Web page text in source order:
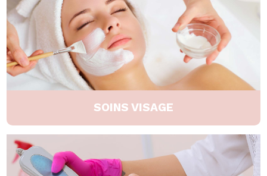
SOINS VISAGE